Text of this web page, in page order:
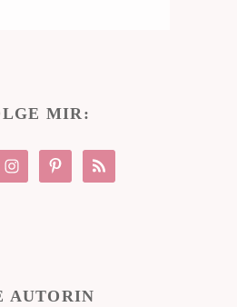
MIR:
AUTORIN